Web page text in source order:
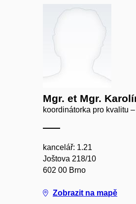
Mgr. et Mgr.
koordinátorka pro kvalitu
kancelář: 1.21
Joštova 218/10
602 00 Brno
Zobrazit na mapě